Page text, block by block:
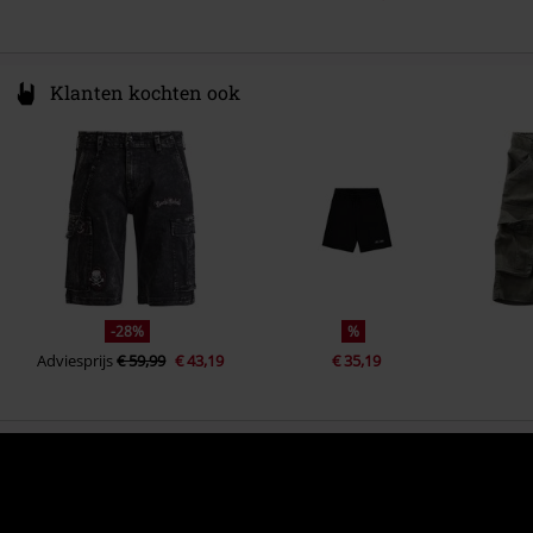
Klanten kochten ook
-28%
Adviesprijs€ 59,99 € 43,19
%
€ 35,19